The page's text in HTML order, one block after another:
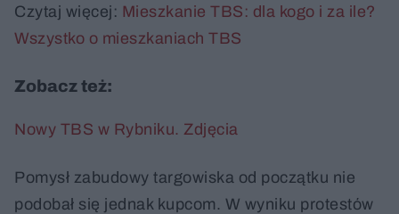
Czytaj więcej: Mieszkanie TBS: dla kogo i za ile?
Wszystko o mieszkaniach TBS
Zobacz też:
Nowy TBS w Rybniku. Zdjęcia
Pomysł zabudowy targowiska od początku nie
podobał się jednak kupcom. W wyniku protestów